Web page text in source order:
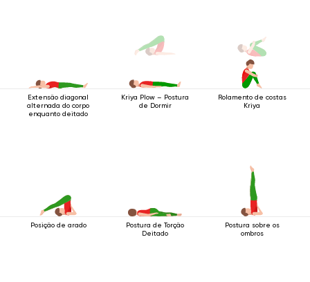
Extensão diagonal
alternada do corpo
enquanto deitado
Kriya Plow – Postura
de Dormir
Rolamento de costas
Kriya
Posição de arado
Postura de Torção
Deitado
Postura sobre os
ombros